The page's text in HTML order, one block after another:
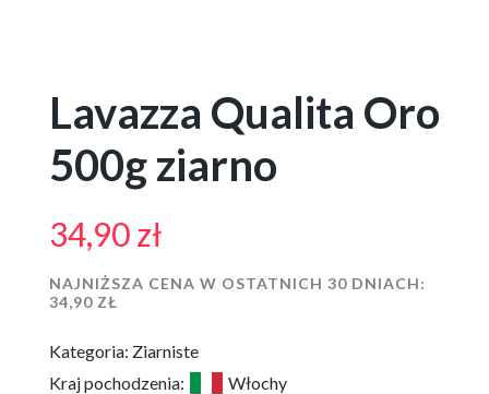
Lavazza Qualita Oro
500g ziarno
34,90zł
NAJNIŻSZA CENA W OSTATNICH 30 DNIACH:
34,90 ZŁ
Kategoria: Ziarniste
Kraj pochodzenia:
Włochy